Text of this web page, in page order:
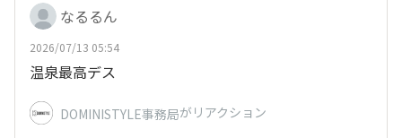
なるるん
2026/07/13 05:54
温泉最高デス
DOMINISTYLE事務局がリアクション